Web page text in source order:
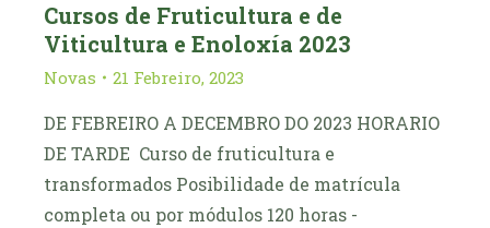
Cursos de Fruticultura e de
Viticultura e Enoloxía 2023
Novas 21 Febreiro, 2023
DE FEBREIRO A DECEMBRO DO 2023 HORARIO
DE TARDE Curso de fruticultura e
transformados Posibilidade de matrícula
completa ou por módulos 120 horas ­